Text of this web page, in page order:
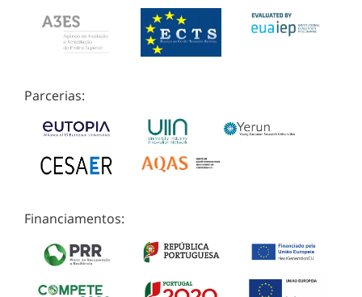
Parcerias:
Financiamentos: